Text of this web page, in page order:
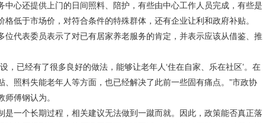
中心还提供上门的日间照料、陪护，有些由中心工作人员完成，有些是
格低于市场价，对符合条件的特殊群体，还有企业让利和政府补贴。
代表委员表示了对已有居家养老服务的肯定，并表示应该从借鉴、推
，已经有了很多良好的做法，能够让老年人‘住在自家、乐在社区’。在
、照料失能老年人等方面，也已经解决了此前一些固有痛点。”市政协
傅钢认为。
一个长期过程，相关建议无法做到一蹴而就。因此，政策能否真正落